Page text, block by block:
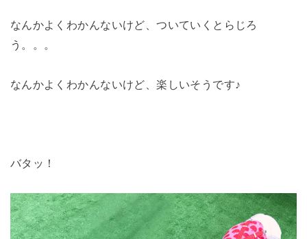
なんかよくわかんないけど、ついていくとらじろ
う。。。
なんかよくわかんないけど、楽しいそうです♪
バタッ！